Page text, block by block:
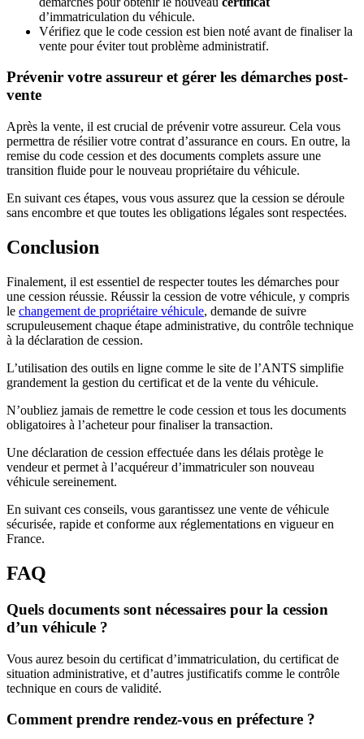
d’immatriculation du véhicule.
Vérifiez que le code cession est bien noté avant de finaliser la
vente pour éviter tout problème administratif.
Prévenir votre assureur et gérer les démarches post-
vente
Après la vente, il est crucial de prévenir votre assureur. Cela vous
permettra de résilier votre contrat d’assurance en cours. En outre, la
remise du code cession et des documents complets assure une
transition fluide pour le nouveau propriétaire du véhicule.
En suivant ces étapes, vous vous assurez que la cession se déroule
sans encombre et que toutes les obligations légales sont respectées.
Conclusion
Finalement, il est essentiel de respecter toutes les démarches pour
une cession réussie. Réussir la cession de votre véhicule, y compris
le changement de propriétaire véhicule, demande de suivre
scrupuleusement chaque étape administrative, du contrôle technique
à la déclaration de cession.
L’utilisation des outils en ligne comme le site de l’ANTS simplifie
grandement la gestion du certificat et de la vente du véhicule.
N’oubliez jamais de remettre le code cession et tous les documents
obligatoires à l’acheteur pour finaliser la transaction.
Une déclaration de cession effectuée dans les délais protège le
vendeur et permet à l’acquéreur d’immatriculer son nouveau
véhicule sereinement.
En suivant ces conseils, vous garantissez une vente de véhicule
sécurisée, rapide et conforme aux réglementations en vigueur en
France.
FAQ
Quels documents sont nécessaires pour la cession
d’un véhicule ?
Vous aurez besoin du certificat d’immatriculation, du certificat de
situation administrative, et d’autres justificatifs comme le contrôle
technique en cours de validité.
Comment prendre rendez-vous en préfecture ?